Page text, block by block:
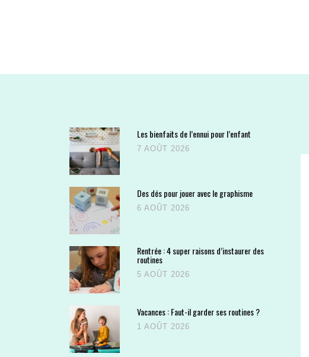
Les bienfaits de l’ennui pour l’enfant
7 AOÛT 2026
Des dés pour jouer avec le graphisme
6 AOÛT 2026
Rentrée : 4 super raisons d’instaurer des
routines
5 AOÛT 2026
Vacances : Faut-il garder ses routines ?
1 AOÛT 2026